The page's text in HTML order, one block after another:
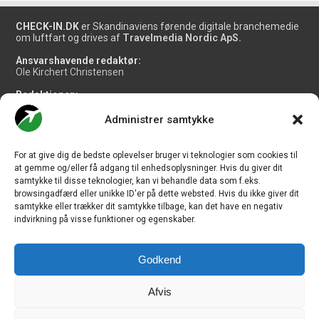
Administrer samtykke
For at give dig de bedste oplevelser bruger vi teknologier som cookies til
at gemme og/eller få adgang til enhedsoplysninger. Hvis du giver dit
samtykke til disse teknologier, kan vi behandle data som f.eks.
browsingadfærd eller unikke ID'er på dette websted. Hvis du ikke giver dit
samtykke eller trækker dit samtykke tilbage, kan det have en negativ
indvirkning på visse funktioner og egenskaber.
Godkend
Afvis
CHECK-IN.DK er Skandinaviens førende digitale branchemedie
om luftfart og drives af Travelmedia Nordic ApS.
Ansvarshavende redaktør:
Ole Kirchert Christensen
Redaktionen:
Christian Granhøj Skouboe
Henrik Baumgarten
Danny Longhi Andreasen
Salg og jobannoncer:
salg@travelmedianordic.com
Vi tager ansvar for indholdet og er tilmeldt